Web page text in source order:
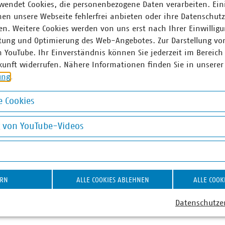
referiert.
muss aber auch ein verstärktes
War das Verhältnis zwischen Kandidaten und zu
herrscht mittlerweile ein großes Ungleichgewicht.
um die Unternehmensziele zu erreichen,
und Talenten sowie Wünschen und Ansprüchen.
nicht mehr, schauen sie sich nach einem anderen
Jan Stratmann, HR-Referent beim INFA-Institut für
seinem Vortrag auf eine Reise zur modernen
als Fundament einer nachhaltigen
Vorträgen finden Sie zum Download weiter unten.
im Jahr 2023 konnten wir knapp 300
erreichen und freuen uns auf die
nächsten Jahr. Informationen dazu versenden wir
und an unseren Förderverein.
Cookies, die personenbezogene Daten verarbeiten.
unsere Webseite fehlerfrei anbieten oder ihre
Weitere Cookies werden von uns erst nach Ihrer
und Optimierung des Web-Angebotes. Zur Darstellung
YouTube. Ihr Einverständnis können Sie jederzeit im
widerrufen. Nähere Informationen finden Sie in unserer
.
Cookies
von YouTube-Videos
YouTube-Videos
ALLE COOKIES ABLEHNEN ALLE